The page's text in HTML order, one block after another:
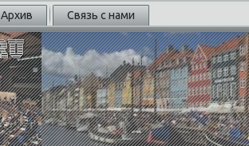
Архив Связь с нами